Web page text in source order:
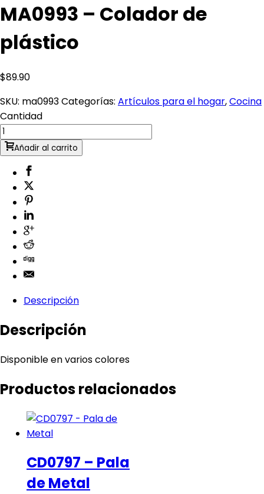
MA0993 – Colador de
plástico
$89.90
SKU: ma0993Categorías: Artículos para el hogar,Cocina
Cantidad
Añadir al carrito
Descripción
Descripción
Disponible en varios colores
Productos relacionados
CD0797 – Pala
de Metal